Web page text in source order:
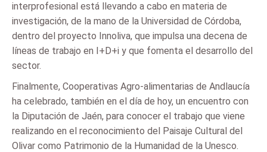
interprofesional está llevando a cabo en materia de
investigación, de la mano de la Universidad de Córdoba,
dentro del proyecto Innoliva, que impulsa una decena de
líneas de trabajo en I+D+i y que fomenta el desarrollo del
sector.
Finalmente, Cooperativas Agro-alimentarias de Andlaucía
ha celebrado, también en el día de hoy, un encuentro con
la Diputación de Jaén, para conocer el trabajo que viene
realizando en el reconocimiento del Paisaje Cultural del
Olivar como Patrimonio de la Humanidad de la Unesco.